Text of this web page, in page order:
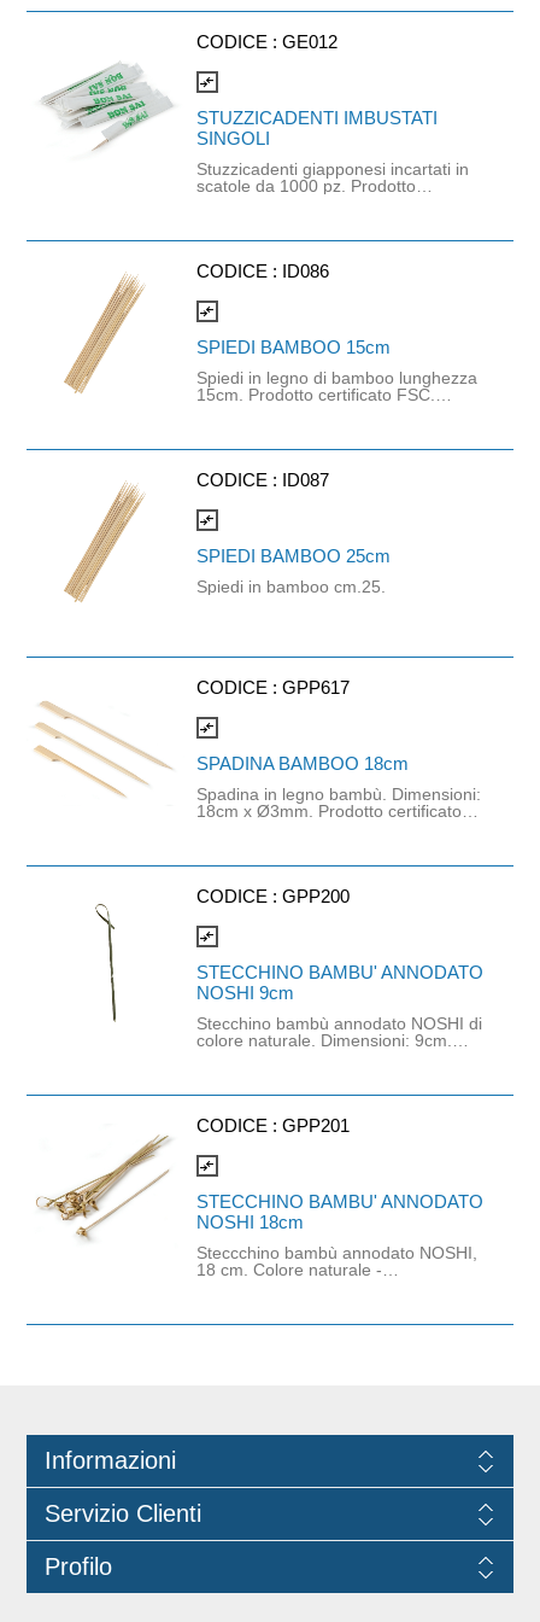
CODICE :GE012
compare_arrows
STUZZICADENTI IMBUSTATI
SINGOLI
Stuzzicadenti giapponesi incartati in
scatole da 1000 pz. Prodotto
CODICE : ID086
compare_arrows
SPIEDI BAMBOO 15cm
Spiedi in legno di bamboo lunghezza
15cm. Prodotto certificato FSC.
CODICE : ID087
compare_arrows
SPIEDI BAMBOO 25cm
Spiedi in bamboo cm.25.
CODICE :GPP617
compare_arrows
SPADINA BAMBOO 18cm
Spadina in legno bambù. Dimensioni:
18cm x Ø3mm. Prodotto certificato
CODICE :GPP200
compare_arrows
STECCHINO BAMBU' ANNODATO
NOSHI 9cm
Stecchino bambù annodato NOSHI di
colore naturale. Dimensioni: 9cm.
CODICE :GPP201
compare_arrows
STECCHINO BAMBU' ANNODATO
NOSHI 18cm
Steccchino bambù annodato NOSHI,
18 cm. Colore naturale -
Informazioni
Servizio Clienti
Profilo